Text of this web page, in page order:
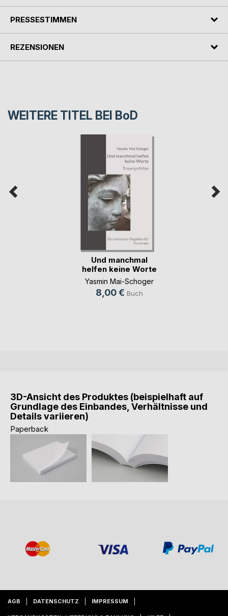
PRESSESTIMMEN
REZENSIONEN
WEITERE TITEL BEI BoD
Und manchmal
helfen keine Worte
Yasmin Mai-Schoger
8,00 € Buch
3D-Ansicht des Produktes (beispielhaft auf
Grundlage des Einbandes, Verhältnisse und
Details variieren)
Paperback
AGB DATENSCHUTZ IMPRESSUM